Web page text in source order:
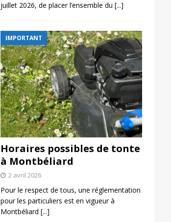
juillet 2026, de placer l’ensemble du [...]
IMPORTANT
Horaires possibles de tonte
à Montbéliard
2 avril 2026
Pour le respect de tous, une réglementation
pour les particuliers est en vigueur à
Montbéliard [...]